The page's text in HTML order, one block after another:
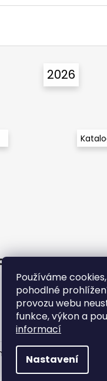
Používáme
pohodlné
provozu webu
funkce, výkon a
informací
Nastavení
2026
práva vyhrazena.